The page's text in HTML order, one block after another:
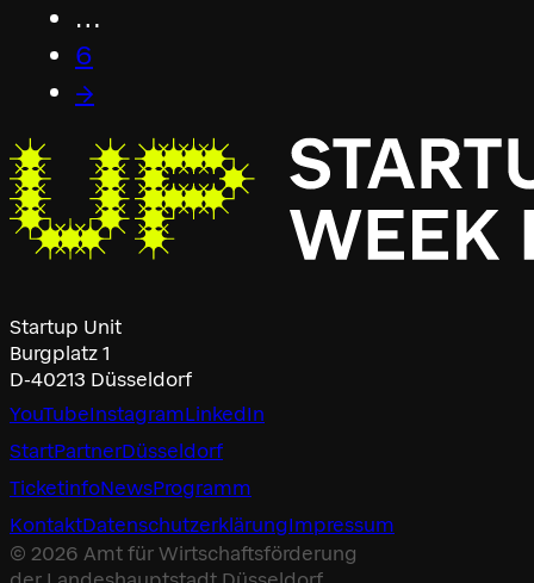
…
6
→
Startup Unit
Burgplatz 1
D-40213 Düsseldorf
YouTubeInstagramLinkedIn
StartPartnerDüsseldorf
TicketinfoNewsProgramm
KontaktDatenschutz­erklärungImpressum
© 2026 Amt für Wirtschaftsförderung